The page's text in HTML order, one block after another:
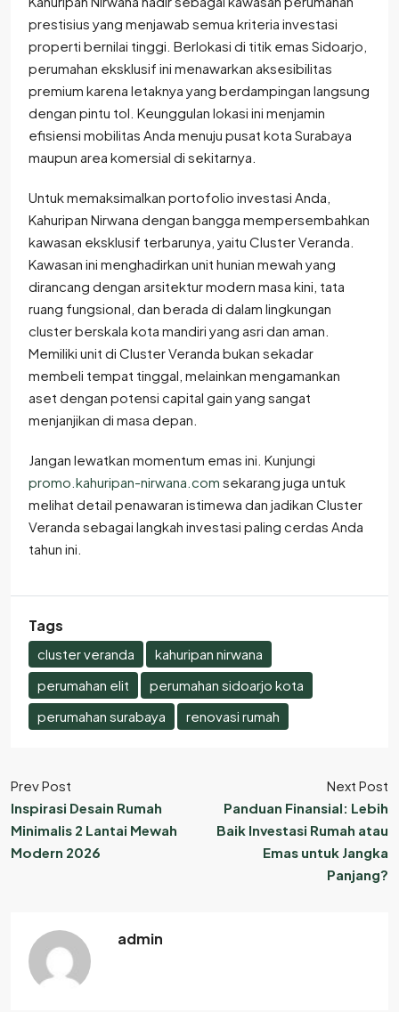
prestisius yang menjawab semua kriteria investasi
properti bernilai tinggi. Berlokasi di titik emas Sidoarjo,
perumahan eksklusif ini menawarkan aksesibilitas
premium karena letaknya yang berdampingan langsung
dengan pintu tol. Keunggulan lokasi ini menjamin
efisiensi mobilitas Anda menuju pusat kota Surabaya
maupun area komersial di sekitarnya.
Untuk memaksimalkan portofolio investasi Anda,
Kahuripan Nirwana dengan bangga mempersembahkan
kawasan eksklusif terbarunya, yaitu Cluster Veranda.
Kawasan ini menghadirkan unit hunian mewah yang
dirancang dengan arsitektur modern masa kini, tata
ruang fungsional, dan berada di dalam lingkungan
cluster berskala kota mandiri yang asri dan aman.
Memiliki unit di Cluster Veranda bukan sekadar
membeli tempat tinggal, melainkan mengamankan
aset dengan potensi capital gain yang sangat
menjanjikan di masa depan.
Jangan lewatkan momentum emas ini. Kunjungi
promo.kahuripan-nirwana.com sekarang juga untuk
melihat detail penawaran istimewa dan jadikan Cluster
Veranda sebagai langkah investasi paling cerdas Anda
tahun ini.
Tags
cluster veranda
kahuripan nirwana
perumahan elit
perumahan sidoarjo kota
perumahan surabaya
renovasi rumah
Prev Post
Inspirasi Desain Rumah
Minimalis 2 Lantai Mewah
Modern 2026
Next Post
Panduan Finansial: Lebih
Baik Investasi Rumah atau
Emas untuk Jangka
Panjang?
admin